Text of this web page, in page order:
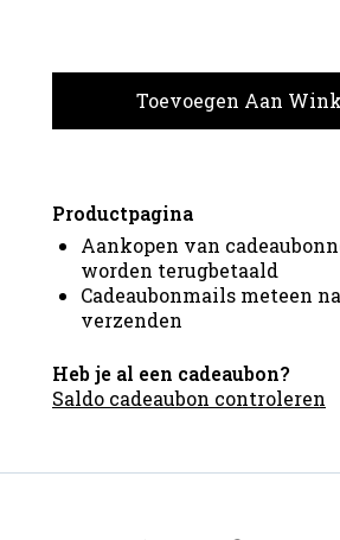
Productpagina
Aankopen van
worden terugbetaald
Cadeaubonmails meteen
verzenden
Heb je al een cadeaubon?
Saldo cadeaubon controleren